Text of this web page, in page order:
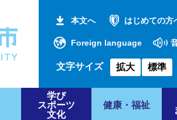
本文へ はじめての方
Foreign language
文字サイズ 拡大 標準
学び
スポーツ
文化
健康・福祉